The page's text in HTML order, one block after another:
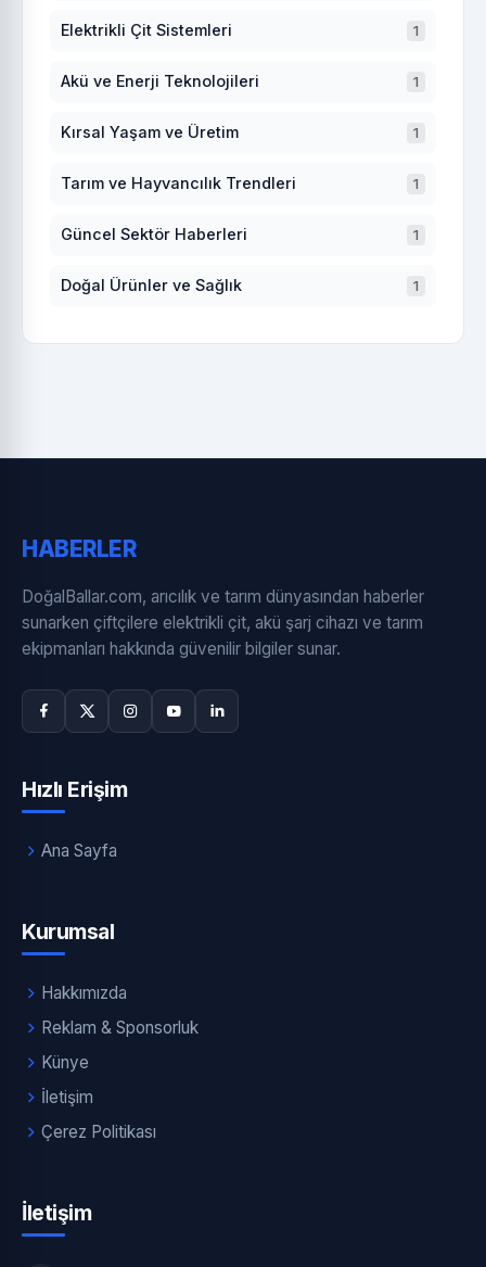
Elektrikli Çit Sistemleri 1
Akü ve Enerji Teknolojileri 1
Kırsal Yaşam ve Üretim 1
Tarım ve Hayvancılık Trendleri 1
Güncel Sektör Haberleri 1
Doğal Ürünler ve Sağlık 1
HABERLER
DoğalBallar.com, arıcılık ve tarım dünyasından haberler
sunarken çiftçilere elektrikli çit, akü şarj cihazı ve tarım
ekipmanları hakkında güvenilir bilgiler sunar.
Hızlı Erişim
Ana Sayfa
Kurumsal
Hakkımızda
Reklam & Sponsorluk
Künye
İletişim
Çerez Politikası
İletişim